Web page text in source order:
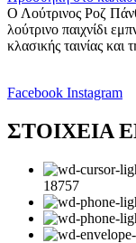
Ο Λούτρινος Ροζ
λούτρινο παιχνίδι
κλασικής ταινίας και
Facebook Instagram
ΣΤΟΙΧΕΙΑ
18757